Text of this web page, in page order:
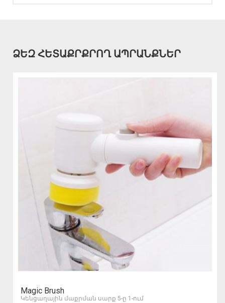
ՁԵԶ ՀԵՏԱՔՐՔՐՈՂ ԱՊՐԱՆՔՆԵՐ
Magic Brush
Կենցաղային մաքրման սարք 5-ը 1-ում